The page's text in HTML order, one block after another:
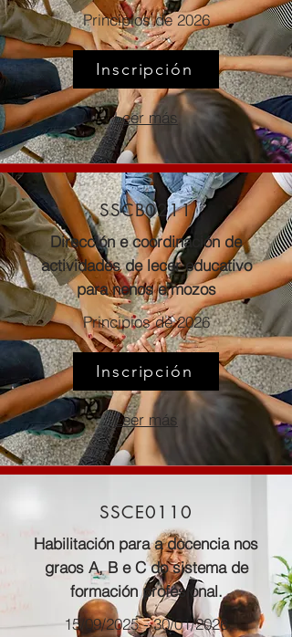
Principios de 2026
Inscripción
Leer más
SSCB0211
Dirección e coordinación de
actividades de lecer educativo
para nenos e mozos
Principios de 2026
Inscripción
Leer más
SSCE0110
Habilitación para a docencia nos
graos A, B e C do sistema de
formación profesional.
15/09/2025 - 30/01/2026